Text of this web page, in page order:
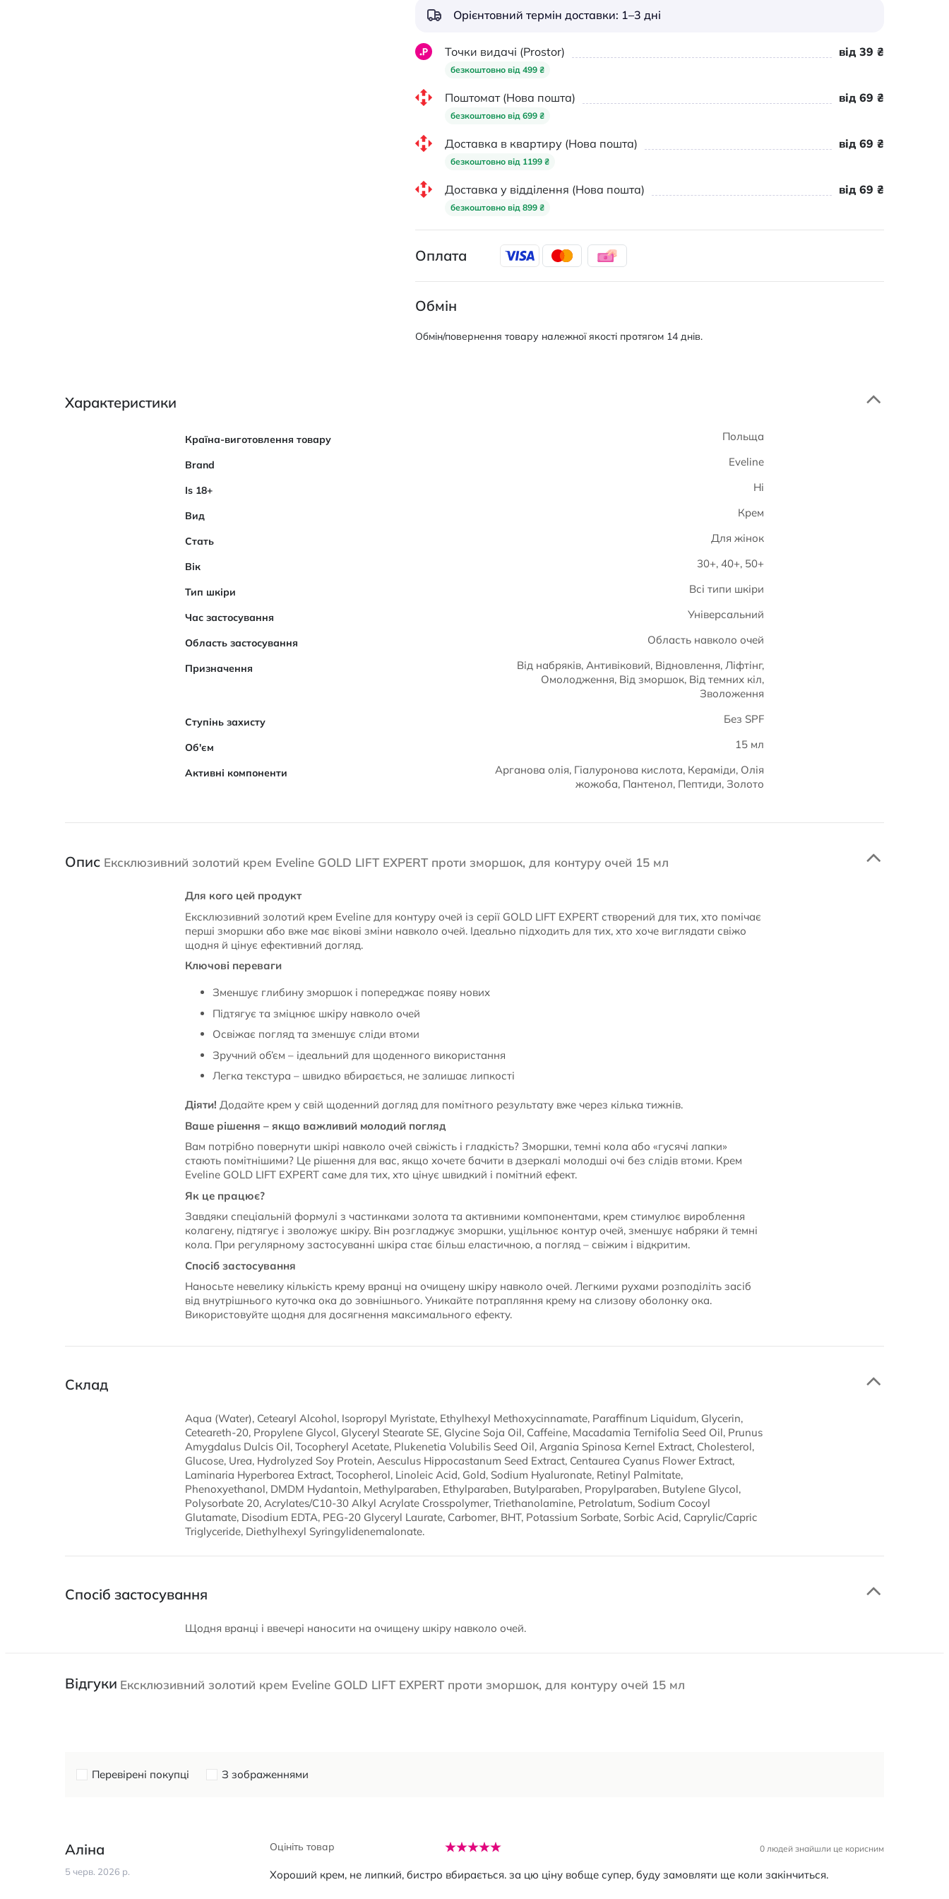
Орієнтовний термін доставки: 1–3 дні
Точки видачі (Prostor)
безкоштовно від 499 ₴
від 39 ₴
Поштомат (Нова пошта)
безкоштовно від 699 ₴
від 69 ₴
Доставка в квартиру (Нова пошта)
безкоштовно від 1199 ₴
від 69 ₴
Доставка у відділення (Нова пошта)
безкоштовно від 899 ₴
від 69 ₴
Оплата
Обмін
Обмін/повернення товару належної якості протягом 14 днів.
Характеристики
Характеристики
Країна-виготовлення товару Польща
Brand Eveline
Is 18+ Ні
Вид Крем
Стать Для жінок
Вік 30+, 40+, 50+
Тип шкіри Всі типи шкіри
Час застосування Універсальний
Область застосування Область навколо очей
Призначення
Від набряків, Антивіковий, Відновлення, Ліфтінг,
Омолодження, Від зморшок, Від темних кіл,
Зволоження
Ступінь захисту Без SPF
Об'єм 15 мл
Активні компоненти
Арганова олія, Гіалуронова кислота, Кераміди, Олія
жожоба, Пантенол, Пептиди, Золото
Опис Ексклюзивний золотий крем Eveline GOLD LIFT EXPERT проти зморшок, для контуру очей 15 мл
Для кого цей продукт
Ексклюзивний золотий крем Eveline для контуру очей із серії GOLD LIFT EXPERT створений для тих, хто помічає
перші зморшки або вже має вікові зміни навколо очей. Ідеально підходить для тих, хто хоче виглядати свіжо
щодня й цінує ефективний догляд.
Ключові переваги
Зменшує глибину зморшок і попереджає появу нових
Підтягує та зміцнює шкіру навколо очей
Освіжає погляд та зменшує сліди втоми
Зручний об’єм – ідеальний для щоденного використання
Легка текстура – швидко вбирається, не залишає липкості
Діяти! Додайте крем у свій щоденний догляд для помітного результату вже через кілька тижнів.
Ваше рішення – якщо важливий молодий погляд
Вам потрібно повернути шкірі навколо очей свіжість і гладкість? Зморшки, темні кола або «гусячі лапки»
стають помітнішими? Це рішення для вас, якщо хочете бачити в дзеркалі молодші очі без слідів втоми. Крем
Eveline GOLD LIFT EXPERT саме для тих, хто цінує швидкий і помітний ефект.
Як це працює?
Завдяки спеціальній формулі з частинками золота та активними компонентами, крем стимулює вироблення
колагену, підтягує і зволожує шкіру. Він розгладжує зморшки, ущільнює контур очей, зменшує набряки й темні
кола. При регулярному застосуванні шкіра стає більш еластичною, а погляд – свіжим і відкритим.
Спосіб застосування
Наносьте невелику кількість крему вранці на очищену шкіру навколо очей. Легкими рухами розподіліть засіб
від внутрішнього куточка ока до зовнішнього. Уникайте потрапляння крему на слизову оболонку ока.
Використовуйте щодня для досягнення максимального ефекту.
Склад
Aqua (Water), Cetearyl Alcohol, Isopropyl Myristate, Ethylhexyl Methoxycinnamate, Paraffinum Liquidum, Glycerin,
Ceteareth-20, Propylene Glycol, Glyceryl Stearate SE, Glycine Soja Oil, Caffeine, Macadamia Ternifolia Seed Oil, Prunus
Amygdalus Dulcis Oil, Tocopheryl Acetate, Plukenetia Volubilis Seed Oil, Argania Spinosa Kernel Extract, Cholesterol,
Glucose, Urea, Hydrolyzed Soy Protein, Aesculus Hippocastanum Seed Extract, Centaurea Cyanus Flower Extract,
Laminaria Hyperborea Extract, Tocopherol, Linoleic Acid, Gold, Sodium Hyaluronate, Retinyl Palmitate,
Phenoxyethanol, DMDM Hydantoin, Methylparaben, Ethylparaben, Butylparaben, Propylparaben, Butylene Glycol,
Polysorbate 20, Acrylates/C10-30 Alkyl Acrylate Crosspolymer, Triethanolamine, Petrolatum, Sodium Cocoyl
Glutamate, Disodium EDTA, PEG-20 Glyceryl Laurate, Carbomer, BHT, Potassium Sorbate, Sorbic Acid, Caprylic/Capric
Triglyceride, Diethylhexyl Syringylidenemalonate.
Спосіб застосування
Щодня вранці і ввечері наносити на очищену шкіру навколо очей.
Відгуки Ексклюзивний золотий крем Eveline GOLD LIFT EXPERT проти зморшок, для контуру очей 15 мл
Перевірені покупці З зображеннями
Аліна
5 черв. 2026 р.
0 людей знайшли це корисним
Оцініть товар
Хороший крем, не липкий, бистро вбирається. за цю ціну вобще супер, буду замовляти ще коли закінчиться.